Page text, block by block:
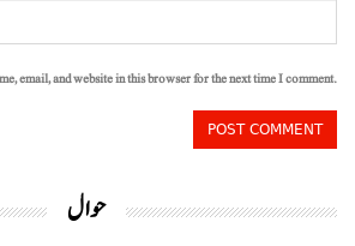
email, and website in this browser for the next time I comment.
حوال